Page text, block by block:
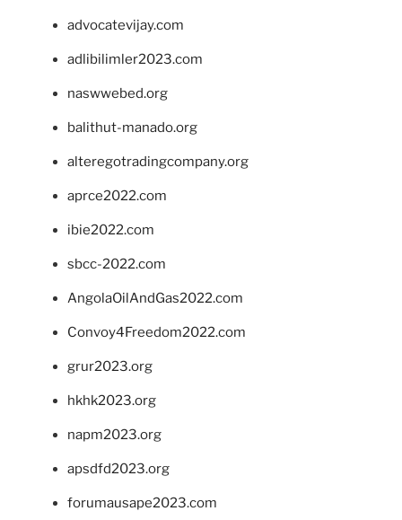
advocatevijay.com
adlibilimler2023.com
naswwebed.org
balithut-manado.org
alteregotradingcompany.org
aprce2022.com
ibie2022.com
sbcc-2022.com
AngolaOilAndGas2022.com
Convoy4Freedom2022.com
grur2023.org
hkhk2023.org
napm2023.org
apsdfd2023.org
forumausape2023.com